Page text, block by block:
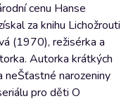
cenu Hanse
za knihu Lichožrouti
(1970), režisérka a
Autorka krátkých
neŠťastné narozeniny
pro děti O